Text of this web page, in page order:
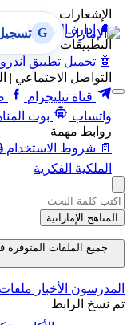
الإشعارات
🔔 إدارة الإشعارات
التطبيقات
🤖 تحميل تطبيق
التواصل الاجتماعي |
قناة تيليجرام
واتساب
بوت
روابط مهمة
📄 شروط الاستخدام 🔒
الملكية الفكرية
G
المناهج الإماراتية
المدرسون الأخبار
تم نسخ الرابط